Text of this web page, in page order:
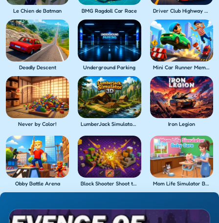
Le Chien de Batman BMG Ragdoll Car Race Driver Club Highway Racing
Deadly Descent Underground Parking Mini Car Runner Meme Games
Never by Color! LumberJack Simulator 3D Iron Legion
Obby Battle Arena Block Shooter Shoot the Blocks! Mom Life Simulator Baby Care